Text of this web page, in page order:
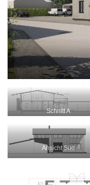
Schnitt A
Ansicht Süd